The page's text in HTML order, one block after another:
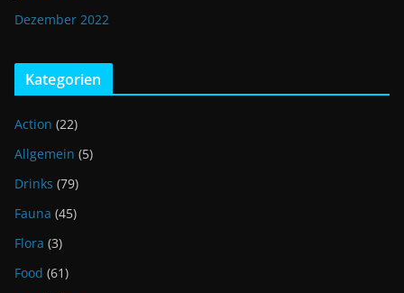
Dezember 2022
Kategorien
Action (22)
Allgemein (5)
Drinks (79)
Fauna (45)
Flora (3)
Food (61)